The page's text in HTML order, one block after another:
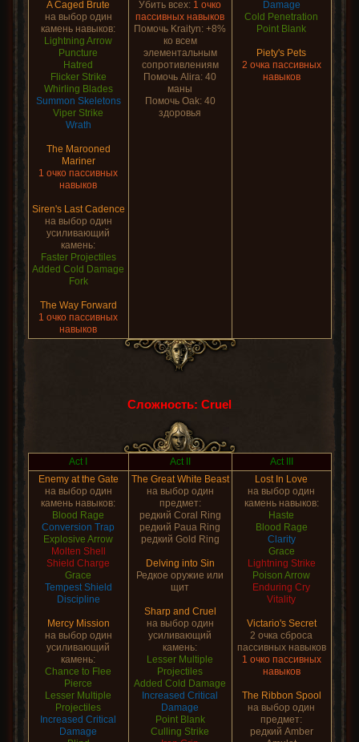
A Caged Brute
на выбор один
камень навыков:
Lightning Arrow
Puncture
Hatred
Flicker Strike
Whirling Blades
Summon Skeletons
Viper Strike
Wrath
The Marooned
Mariner
1 очко пассивных
навыков
Siren's Last Cadence
на выбор один
усиливающий
камень:
Faster Projectiles
Added Cold Damage
Fork
The Way Forward
1 очко пассивных
навыков
Убить всех: 1 очко
пассивных навыков
Помочь Kraityn: +8%
ко всем
элементальным
сопротивлениям
Помочь Alira: 40
маны
Помочь Oak: 40
здоровья
Damage
Cold Penetration
Point Blank
Piety's Pets
2 очка пассивных
навыков
Сложность: Cruel
Act I Act II
Act III
Enemy at the Gate
на выбор один
камень навыков:
Blood Rage
Conversion Trap
Explosive Arrow
Molten Shell
Shield Charge
Grace
Tempest Shield
Discipline
Mercy Mission
на выбор один
усиливающий
камень:
Chance to Flee
Pierce
Lesser Multiple
Projectiles
Increased Critical
Damage
The Great White Beast
на выбор один
предмет:
редкий Coral Ring
редкий Paua Ring
редкий Gold Ring
Delving into Sin
Редкое оружие или
щит
Sharp and Cruel
на выбор один
усиливающий
камень:
Lesser Multiple
Projectiles
Added Cold Damage
Increased Critical
Damage
Point Blank
Culling Strike
Lost In Love
на выбор один
камень навыков:
Haste
Blood Rage
Clarity
Grace
Lightning Strike
Poison Arrow
Enduring Cry
Vitality
Victario's Secret
2 очка сброса
пассивных навыков
1 очко пассивных
навыков
The Ribbon Spool
на выбор один
предмет:
редкий Amber